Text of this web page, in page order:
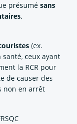
présumé sans
.
(ex.
ceux ayant
la RCR pour
de causer des
non en arrêt